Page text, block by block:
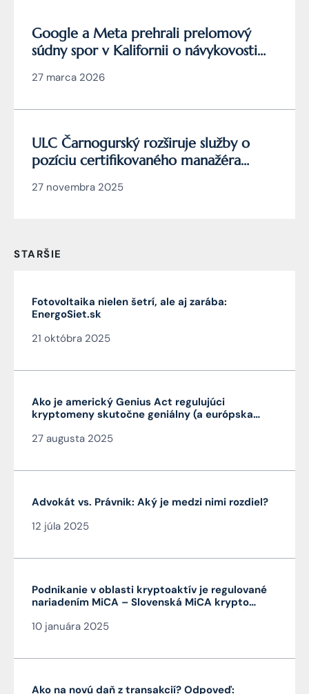
Google a Meta prehrali prelomový
súdny spor v Kalifornii o návykovosti
27 marca 2026
ULC Čarnogurský rozširuje služby o
pozíciu certifikovaného manažéra
27 novembra 2025
STARŠIE
Fotovoltaika nielen šetrí, ale aj zarába:
EnergoSiet.sk
21 októbra 2025
Ako je americký Genius Act regulujúci
kryptomeny skutočne geniálny (a európska
27 augusta 2025
Advokát vs. Právnik: Aký je medzi nimi rozdiel?
12 júla 2025
Podnikanie v oblasti kryptoaktív je regulované
nariadením MiCA – Slovenská MiCA krypto
10 januára 2025
Ako na novú daň z transakcií? Odpoveď: